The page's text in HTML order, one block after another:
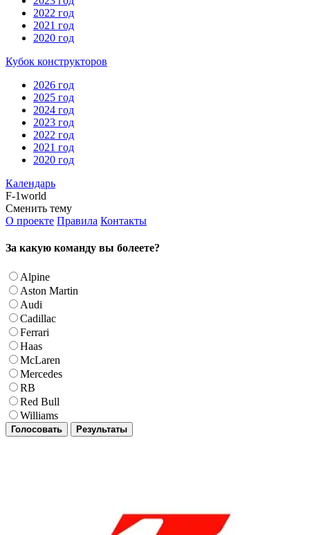
2022 год
2021 год
2020 год
Кубок конструкторов
2026 год
2025 год
2024 год
2023 год
2022 год
2021 год
2020 год
Календарь
F-1world
Сменить тему
О проекте Правила Контакты
За какую команду вы болеете?
Alpine
Aston Martin
Audi
Cadillac
Ferrari
Haas
McLaren
Mercedes
RB
Red Bull
Williams
Голосовать Результаты